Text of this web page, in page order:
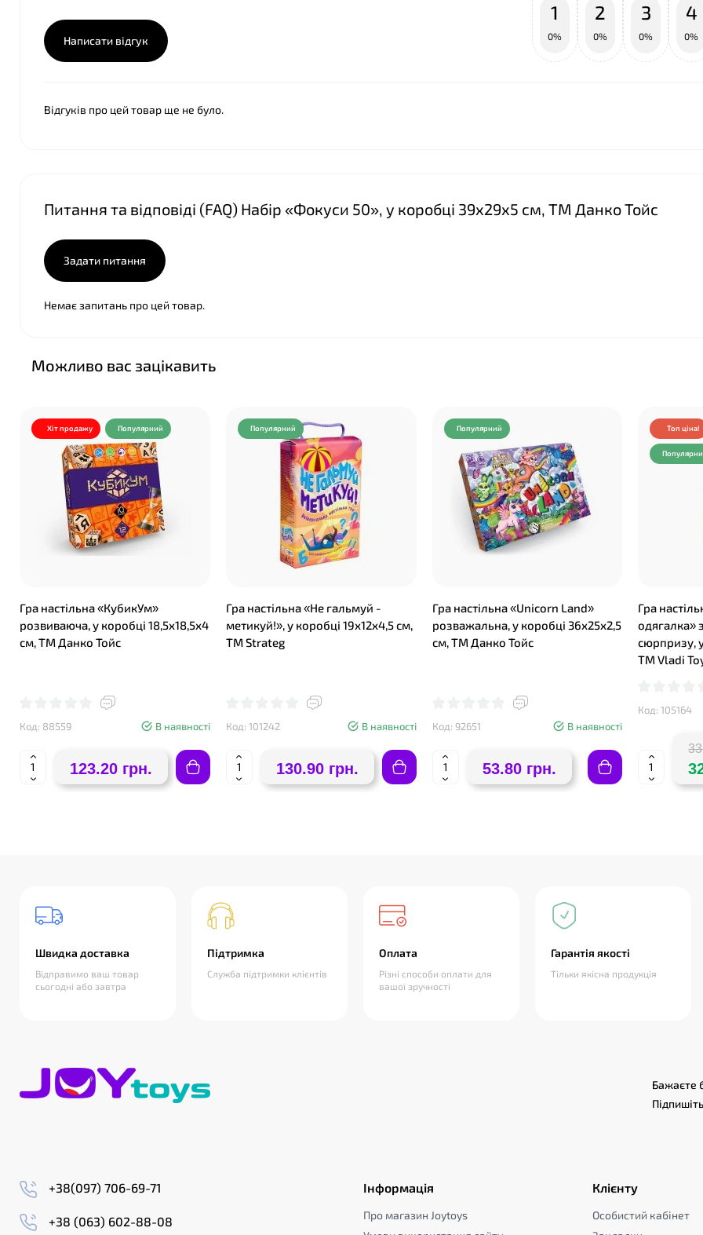
Написати відгук
1
0%
2
0%
3
0%
4
0%
Відгуків про цей товар ще не було.
Питання та відповіді (FAQ) Набір «Фокуси 50», у коробці 39х29х5 см, ТМ Данко Тойс
Задати питання
Немає запитань про цей товар.
Можливо вас зацікавить
Хіт продажу Популярний
Гра настільна «КубикУм»
розвиваюча, у коробці 18,5х18,5х4
см, ТМ Данко Тойс
Код: 88559 В наявності
123.20 грн.
Популярний
Гра настільна «Не гальмуй -
метикуй!», у коробці 19х12х4,5 см,
ТМ Strateg
Код: 101242 В наявності
130.90 грн.
Популярний
Гра настільна «Unicorn Land»
розважальна, у коробці 36х25х2,5
см, ТМ Данко Тойс
Код: 92651 В наявності
53.80 грн.
Топ ціна!
Гра
одягалка»
сюрпризу,
ТМ Vladi
Код: 105164
Швидка доставка
Відправимо ваш товар
сьогодні або завтра
Підтримка
Служба підтримки клієнтів
Оплата
Різні способи оплати для
вашої зручності
Гарантія якості
Тільки якісна продукція
Бажаєте
+38(097) 706-69-71
+38 (063) 602-88-08
Інформація
Про магазин Joytoys
Клієнту
Особистий кабінет
❤